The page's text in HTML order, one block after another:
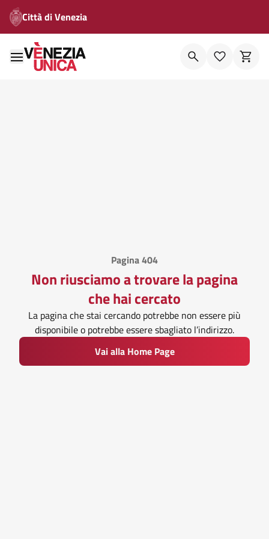
Città di Venezia
Pagina 404
Non riusciamo a trovare la pagina
che hai cercato
La pagina che stai cercando potrebbe non essere più
disponibile o potrebbe essere sbagliato l’indirizzo.
Vai alla Home Page